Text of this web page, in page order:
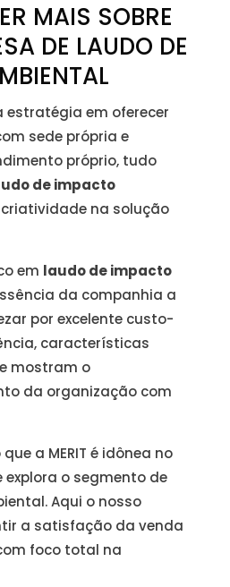
MAIS SOBRE
DE LAUDO DE
estratégia em oferecer
sede própria e
próprio, tudo
de impacto
na solução
em laudo de impacto
da companhia a
por excelente custo-
características
mostram o
da organização com
a MERIT é idônea no
o segmento de
Aqui o nosso
a satisfação da venda
foco total na